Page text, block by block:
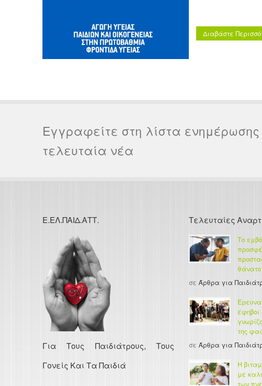
Διαβάστε
Εγγραφείτε στη λίστα
τελευταία νέα
Ε.ΕΛ.ΠΑΙΔ.ΑΤΤ.
Για Τους Παιδιάτρους, Τους
Γονείς Και Τα Παιδιά
Τελευταίες
Το
σε Άρθρα για
της
σε Άρθρα για
Η
με
των